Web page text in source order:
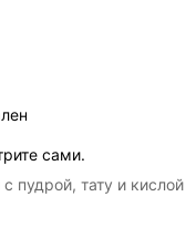
сами.
пудрой, тату и